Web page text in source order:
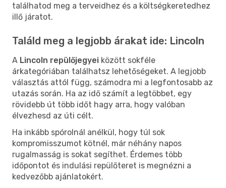
találhatod meg a terveidhez és a költségkeretedhez
illő járatot.
Találd meg a legjobb árakat ide: Lincoln
A Lincoln repülőjegyei között sokféle
árkategóriában találhatsz lehetőségeket. A legjobb
választás attól függ, számodra mi a legfontosabb az
utazás során. Ha az idő számít a legtöbbet, egy
rövidebb út több időt hagy arra, hogy valóban
élvezhesd az úti célt.
Ha inkább spórolnál anélkül, hogy túl sok
kompromisszumot kötnél, már néhány napos
rugalmasság is sokat segíthet. Érdemes több
időpontot és indulási repülőteret is megnézni a
kedvezőbb ajánlatokért.